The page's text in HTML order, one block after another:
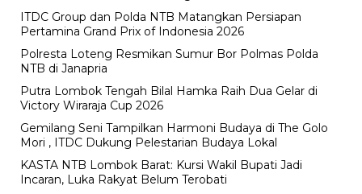
ITDC Group dan Polda NTB Matangkan Persiapan
Pertamina Grand Prix of Indonesia 2026
Polresta Loteng Resmikan Sumur Bor Polmas Polda
NTB di Janapria
Putra Lombok Tengah Bilal Hamka Raih Dua Gelar di
Victory Wiraraja Cup 2026
Gemilang Seni Tampilkan Harmoni Budaya di The Golo
Mori , ITDC Dukung Pelestarian Budaya Lokal
KASTA NTB Lombok Barat: Kursi Wakil Bupati Jadi
Incaran, Luka Rakyat Belum Terobati